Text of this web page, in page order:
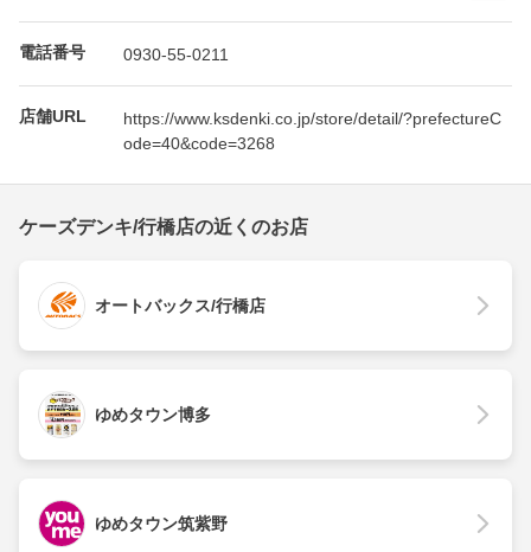
電話番号 0930-55-0211
店舗URL
https://www.ksdenki.co.jp/store/detail/?prefectureC
ode=40&code=3268
ケーズデンキ/行橋店の近くのお店
オートバックス/行橋店
ゆめタウン博多
ゆめタウン筑紫野